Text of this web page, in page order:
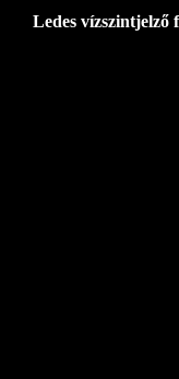
Ledes vízszintjelző